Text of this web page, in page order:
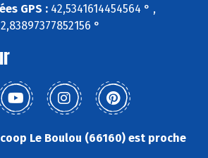
GPS :42,5341614454564 ° ,
2,83897377852156 °
Le Boulou (66160) est proche